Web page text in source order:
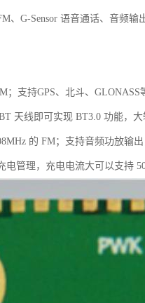
、G-Sensor 语音通话、音频输
；支持GPS、北斗、
天线即可实现 BT3.0 功能，
的 FM；支持音频功放输
管理，充电电流大可以支持